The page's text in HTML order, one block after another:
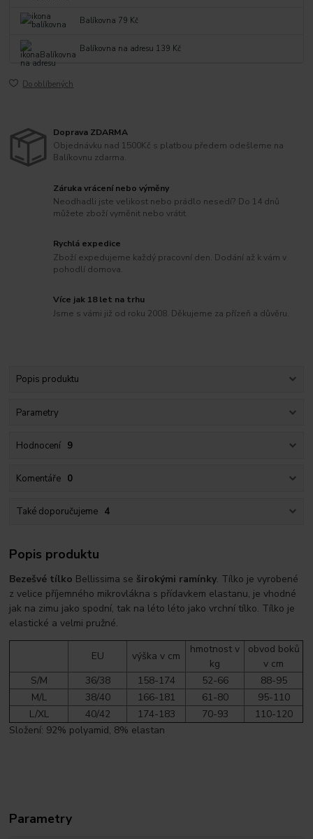
Balíkovna 79 Kč
Balíkovna na adresu 139 Kč
Do oblíbených
Doprava ZDARMA
Objednávku nad 1500Kč s platbou předem odešleme na
Balíkovnu zdarma.
Záruka vrácení nebo výměny
Neodhadli jste velikost nebo prádlo nesedí? Do 14 dnů
můžete zboží vyměnit nebo vrátit.
Rychlá expedice
Zboží expedujeme každý pracovní den. Dodání až k vám v
pohodlí domova.
Více jak 18 let na trhu
Jsme s vámi již od roku 2008. Děkujeme za přízeň a důvěru.
Popis produktu
Parametry
Hodnocení 9
Komentáře 0
Také doporučujeme 4
Popis produktu
Bezešvé tílko Bellissima se širokými ramínky. Tílko je vyrobené
z velice příjemného mikrovlákna s přídavkem elastanu, je vhodné
jak na zimu jako spodní, tak na léto léto jako vrchní tílko. Tílko je
elastické a velmi pružné.
EU výška v cm
hmotnost v
kg
obvod boků
v cm
S/M
36/38 158-174 52-66
88-95
M/L
38/40 166-181 61-80
95-110
L/XL
40/42 174-183 70-93
110-120
Složení: 92% polyamid, 8% elastan
Parametry